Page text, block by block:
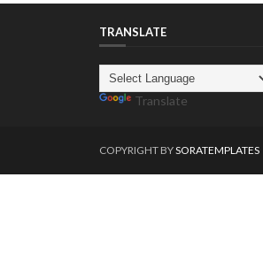
TRANSLATE
Translate
COPYRIGHT BYSORATEMPLATES